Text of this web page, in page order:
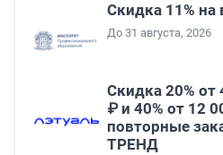
Скидка 11% на
До 31 августа, 2026
Скидка 20% от
₽ и 40% от 12
повторные
ТРЕНД